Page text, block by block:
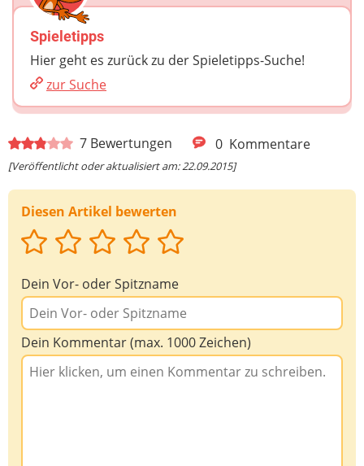
7 Bewertungen 0 Kommentare
[Veröffentlicht oder aktualisiert am: 22.09.2015]
Diesen Artikel bewerten
Dein Vor- oder Spitzname
Dein Kommentar (max. 1000 Zeichen)
Spieletipps
Hier geht es zurück zu der Spieletipps-Suche!
zur Suche